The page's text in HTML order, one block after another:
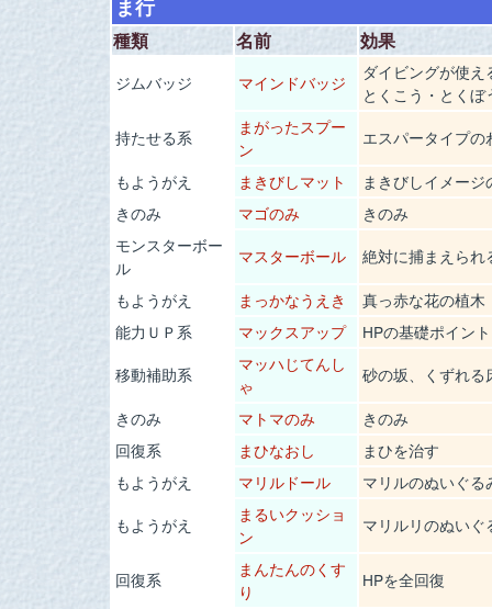
ま行
種類 名前 効果
ジムバッジ マインドバッジ
ダイビングが使え
とくこう・とくぼ
持たせる系
まがったスプー
ン
エスパータイプ
もようがえ
まきびしマット
まきびしイメージ
きのみ
マゴのみ
きのみ
モンスターボー
ル
マスターボール
絶対に捕まえられ
もようがえ
まっかなうえき
真っ赤な花の植木
能力ＵＰ系
マックスアップ
HPの基礎ポイン
移動補助系
マッハじてんし
ゃ
砂の坂、くずれる
きのみ
マトマのみ
きのみ
回復系
まひなおし
まひを治す
もようがえ
マリルドール
マリルのぬいぐる
もようがえ
まるいクッショ
ン
マリルリのぬいぐ
回復系
まんたんのくす
り
HPを全回復